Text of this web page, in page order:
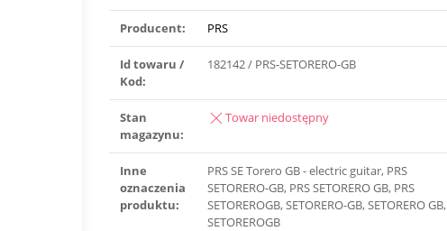
Producent: PRS
Id towaru /
Kod:
182142 / PRS-SETORERO-GB
Stan
magazynu:
Towar niedostępny
Inne
oznaczenia
produktu:
PRS SE Torero GB - electric guitar, PRS
SETORERO-GB, PRS SETORERO GB, PRS
SETOREROGB, SETORERO-GB, SETORERO GB,
SETOREROGB